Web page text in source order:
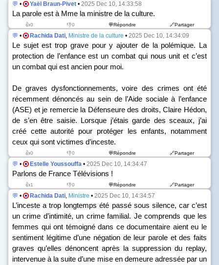
💬 • Yaël Braun-Pivet • 2025 Dec 10, 14:33:58
La parole est à Mme la ministre de la culture.
👍0 👎0 💬Répondre 🔗Partager
💬 • Rachida Dati, Ministre de la culture • 2025 Dec 10, 14:34:09
Le sujet est trop grave pour y ajouter de la polémique. La
protection de l’enfance est un combat qui nous unit et c’est
un combat qui est ancien pour moi.
De graves dysfonctionnements, voire des crimes ont été
récemment dénoncés au sein de l’Aide sociale à l’enfance
(ASE) et je remercie la Défenseure des droits, Claire Hédon,
de s’en être saisie. Lorsque j’étais garde des sceaux, j’ai
créé cette autorité pour protéger les enfants, notamment
ceux qui sont victimes d’inceste.
👍0 👎0 💬Répondre 🔗Partager
💬 • Estelle Youssouffa • 2025 Dec 10, 14:34:47
Parlons de France Télévisions !
👍1 👎0 💬Répondre 🔗Partager
💬 • Rachida Dati, Ministre • 2025 Dec 10, 14:34:57
L’inceste a trop longtemps été passé sous silence, car c’est
un crime d’intimité, un crime familial. Je comprends que les
femmes qui ont témoigné dans ce documentaire aient eu le
sentiment légitime d’une négation de leur parole et des faits
graves qu’elles dénoncent après la suppression du replay,
intervenue à la suite d’une mise en demeure adressée par un